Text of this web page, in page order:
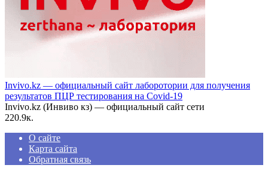
Invivo.kz — официальный сайт лаборотории для получения
результатов ПЦР тестирования на Covid-19
Invivo.kz (Инвиво кз) — официальный сайт сети
220.9к.
О сайте
Карта сайта
Обратная связь